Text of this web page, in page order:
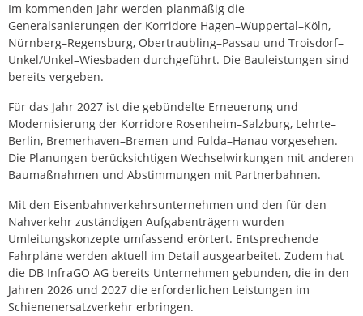
Im kommenden Jahr werden planmäßig die
Generalsanierungen der Korridore Hagen–Wuppertal–Köln,
Nürnberg–Regensburg, Obertraubling–Passau und Troisdorf–
Unkel/Unkel–Wiesbaden durchgeführt. Die Bauleistungen sind
bereits vergeben.
Für das Jahr 2027 ist die gebündelte Erneuerung und
Modernisierung der Korridore Rosenheim–Salzburg, Lehrte–
Berlin, Bremerhaven–Bremen und Fulda–Hanau vorgesehen.
Die Planungen berücksichtigen Wechselwirkungen mit anderen
Baumaßnahmen und Abstimmungen mit Partnerbahnen.
Mit den Eisenbahnverkehrsunternehmen und den für den
Nahverkehr zuständigen Aufgabenträgern wurden
Umleitungskonzepte umfassend erörtert. Entsprechende
Fahrpläne werden aktuell im Detail ausgearbeitet. Zudem hat
die DB InfraGO AG bereits Unternehmen gebunden, die in den
Jahren 2026 und 2027 die erforderlichen Leistungen im
Schienenersatzverkehr erbringen.